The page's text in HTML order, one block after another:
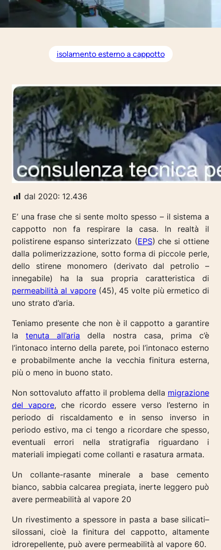
isolamento esterno a cappotto
dal 2020: 12.436
E’ una frase che si sente molto spesso – il sistema a
cappotto non fa respirare la casa. ln realtà il
polistirene espanso sinterizzato (EPS) che si ottiene
dalla polimerizzazione, sotto forma di piccole perle,
dello stirene monomero (derivato dal petrolio –
innegabile) ha la sua propria caratteristica di
permeabilità al vapore(45), 45 volte più ermetico di
uno strato d’aria.
Teniamo presente che non è il cappotto a garantire
latenuta all’aria della nostra casa, prima c’è
l’intonaco interno della parete, poi l’intonaco esterno
e probabilmente anche la vecchia finitura esterna,
più o meno in buono stato.
Non sottovaluto affatto il problema della migrazione
del vapore, che ricordo essere verso l’esterno in
periodo di riscaldamento e in senso inverso in
periodo estivo, ma ci tengo a ricordare che spesso,
eventuali errori nella stratigrafia riguardano i
materiali impiegati come collanti e rasatura armata.
Un collante-rasante minerale a base cemento
bianco, sabbia calcarea pregiata, inerte leggero può
avere permeabilità al vapore 20
Un rivestimento a spessore in pasta a base silicati–
silossani, cioè la finitura del cappotto, altamente
idrorepellente, può avere permeabilità al vapore 60.